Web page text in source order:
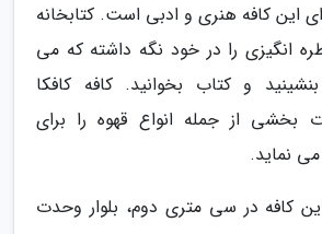
کافه هنری و ادبی است. کتابخانه
انگیزی را در خود نگه داشته که می
و کتاب بخوانید. کافه کافکا
بخشی از جمله انواع قهوه را برای
نماید.
کافه در سی متری دوم، بلوار وحدت